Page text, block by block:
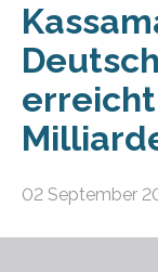
erreicht
02 September